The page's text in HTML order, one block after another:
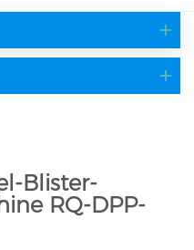
Blister-
RQ-DPP-